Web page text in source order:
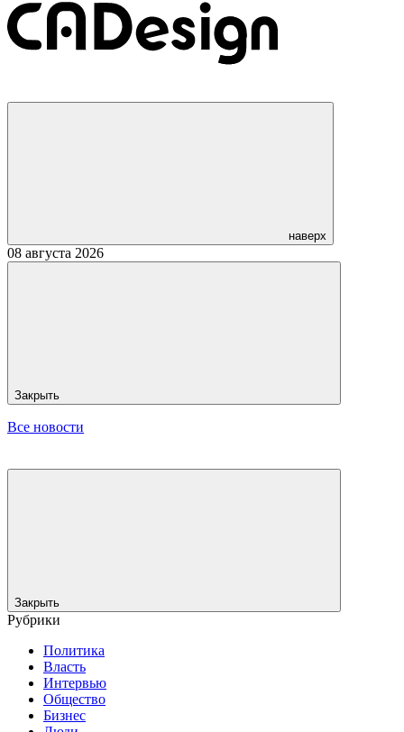
наверх
08 августа 2026
Закрыть
Все новости
Закрыть
Рубрики
Политика
Власть
Интервью
Общество
Бизнес